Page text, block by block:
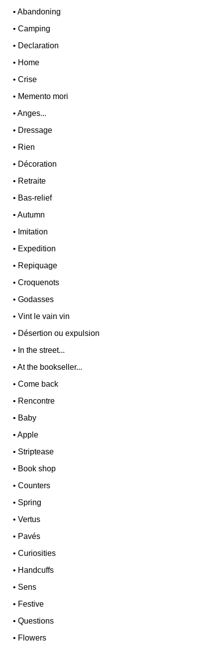
•Abandoning
•Camping
• Declaration
• Home
•Crise
• Memento mori
•Anges...
• Dressage
• Rien
• Décoration
• Retraite
• Bas-relief
•Autumn
• Imitation
• Expedition
• Repiquage
•Croquenots
•Godasses
•Vint le vain vin
• Désertion ou expulsion
• In the street...
•At the bookseller...
•Come back
• Rencontre
• Baby
•Apple
• Striptease
• Book shop
•Counters
• Spring
•Vertus
• Pavés
•Curiosities
• Handcuffs
• Sens
• Festive
•Questions
• Flowers